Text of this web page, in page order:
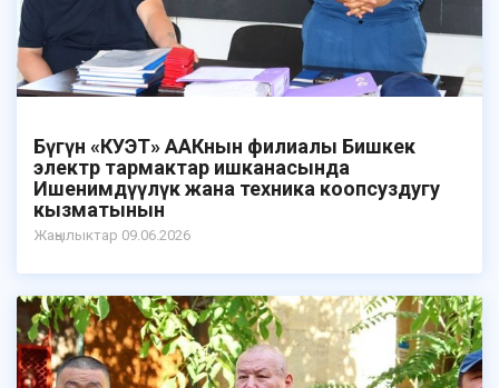
Бүгүн «КУЭТ» ААКнын филиалы Бишкек
электр тармактар ишканасында
Ишенимдүүлүк жана техника коопсуздугу
кызматынын
Жаңылыктар 09.06.2026